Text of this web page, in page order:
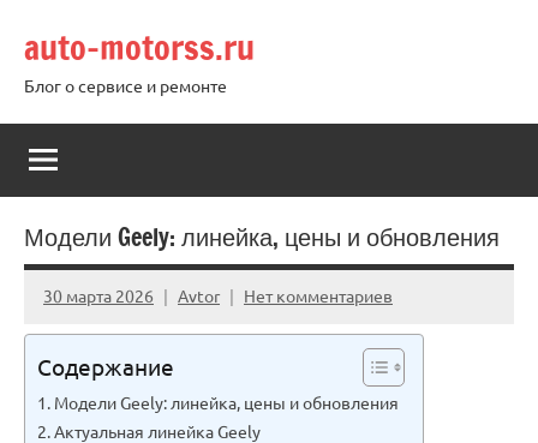
содержимому
auto-motorss.ru
Блог о сервисе и ремонте
Модели Geely: линейка, цены и обновления
30 марта 2026 Avtor Нет комментариев
Содержание
Модели Geely: линейка, цены и обновления
Актуальная линейка Geely